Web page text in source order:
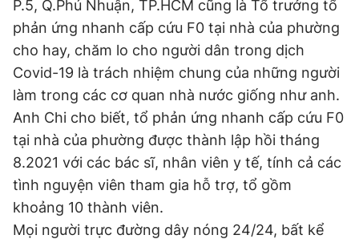
P.5, Q.Phú Nhuận, TP.HCM cũng là Tổ trưởng tổ
phản ứng nhanh cấp cứu F0 tại nhà của phường
cho hay, chăm lo cho người dân trong dịch
Covid-19 là trách nhiệm chung của những người
làm trong các cơ quan nhà nước giống như anh.
Anh Chi cho biết, tổ phản ứng nhanh cấp cứu F0
tại nhà của phường được thành lập hồi tháng
8.2021 với các bác sĩ, nhân viên y tế, tính cả các
tình nguyện viên tham gia hỗ trợ, tổ gồm
khoảng 10 thành viên.
Mọi người trực đường dây nóng 24/24, bất kể